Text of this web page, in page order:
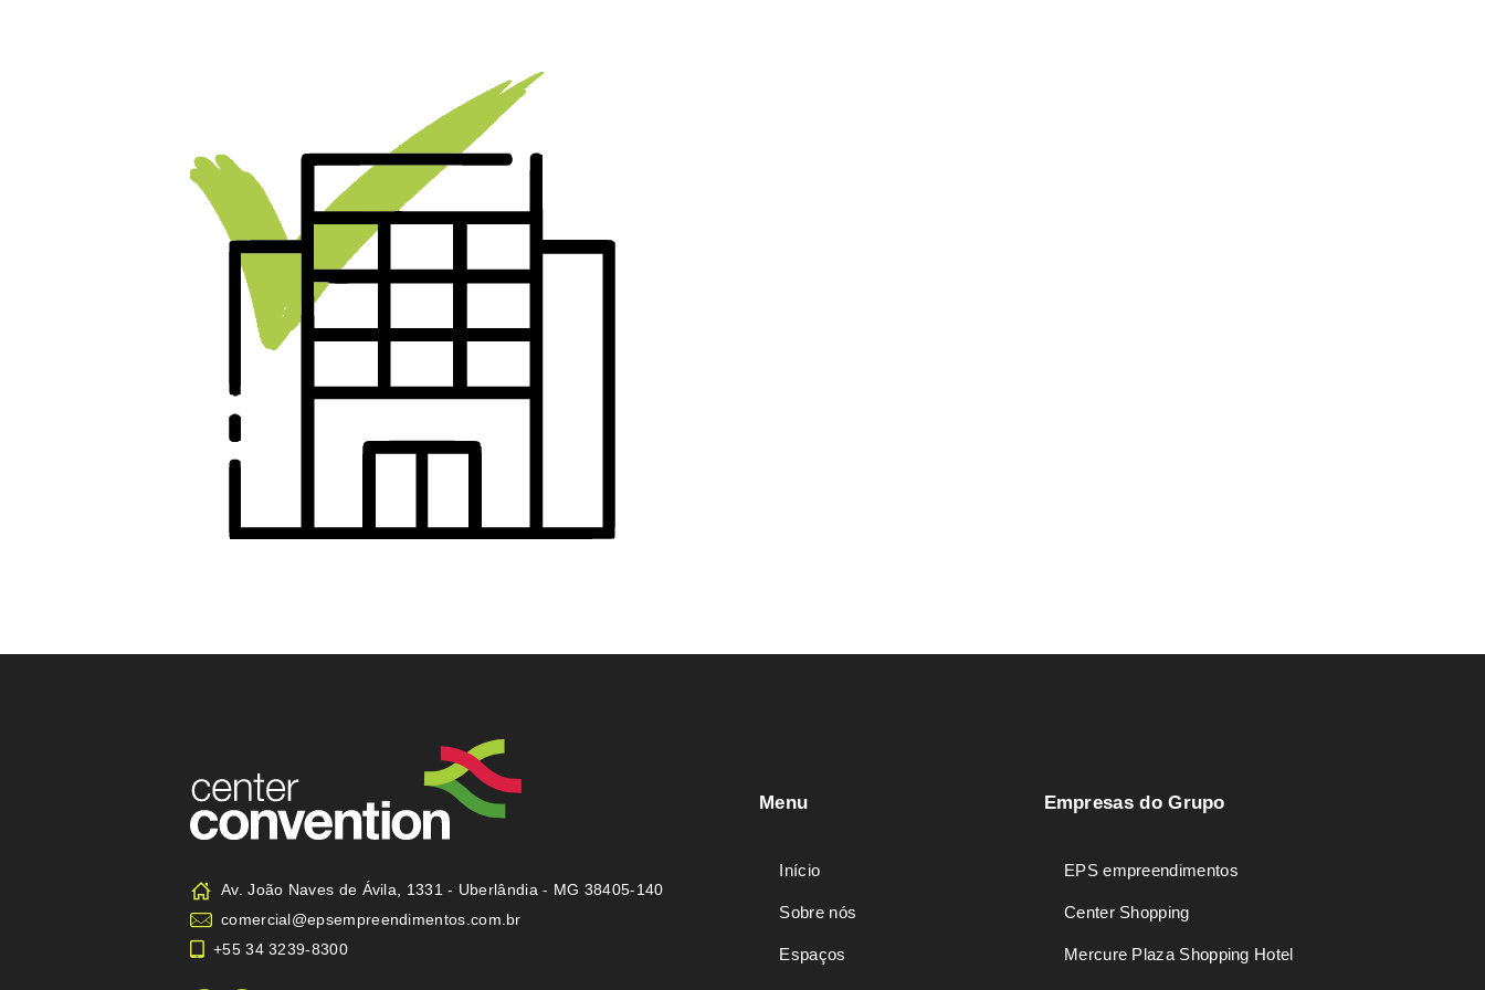
Av. João Naves de Ávila, 1331 - Uberlândia - MG 38405-140
comercial@epsempreendimentos.com.br
+55 34 3239-8300
Menu
Início
Sobre nós
Espaços
Empresas do Grupo
EPS empreendimentos
Center Shopping
Mercure Plaza Shopping Hotel